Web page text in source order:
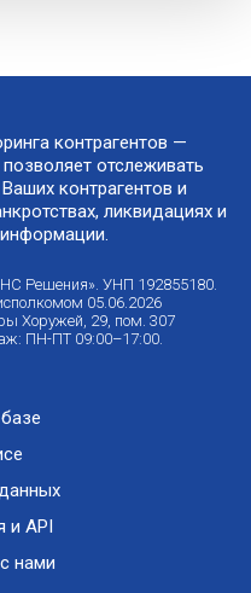
контрагентов —
отслеживать
контрагентов и
ликвидациях и
Решения». УНП 192855180.
05.06.2026
Хоружей, 29, пом. 307
ПН-ПТ 09:00–17:00.
и API
нами